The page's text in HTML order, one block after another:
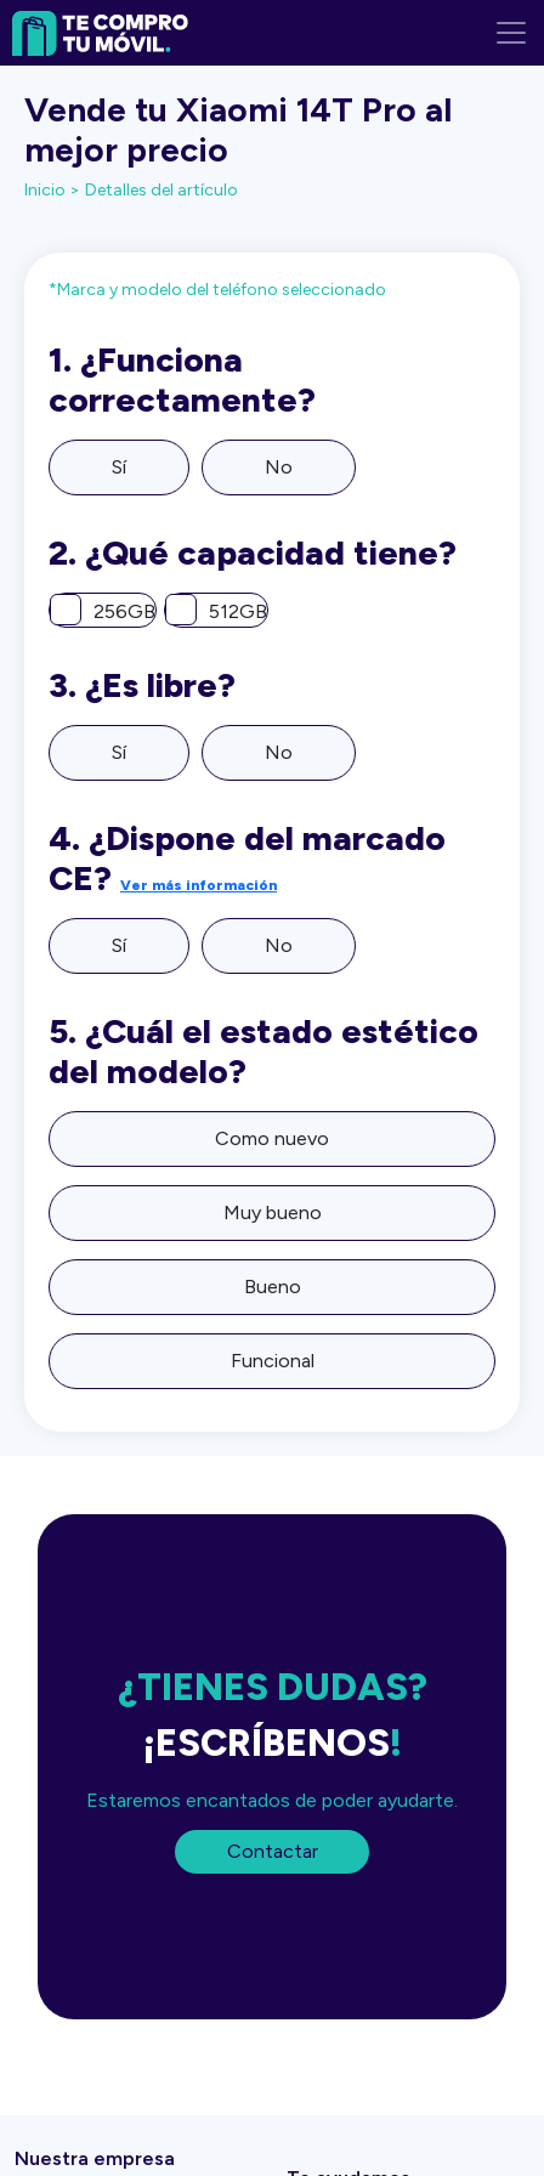
Vende tu Xiaomi 14T Pro al
mejor precio
Inicio > Detalles del artículo
*Marca y modelo del teléfono seleccionado
1. ¿Funciona
correctamente?
Sí No
2. ¿Qué capacidad tiene?
256GB 512GB
3. ¿Es libre?
Sí No
4. ¿Dispone del marcado
CE? Ver más información
Sí No
5. ¿Cuál el estado estético
del modelo?
Como nuevo
Muy bueno
Bueno
Funcional
¿TIENES DUDAS?
¡ESCRÍBENOS!
Estaremos encantados de poder ayudarte.
Contactar
Nuestra empresa